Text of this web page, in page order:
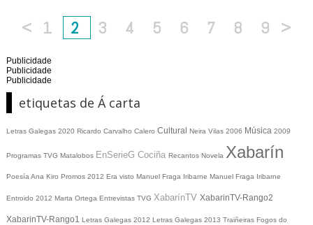
< 1 2 3 4 5 6 7 8 9 >
Publicidade
Publicidade
Publicidade
etiquetas de Á carta
Letras Galegas 2020 Ricardo Carvalho Calero Cultural Neira Vilas 2006 Música 2009
Programas TVG Matalobos EnSerieG Cociña Recantos Novela Xabarín
Poesía Ana Kiro Promos 2012 Era visto Manuel Fraga Iribarne Manuel Fraga Iribarne
Entroido 2012 Marta Ortega Entrevistas TVG XabarínTV XabarinTV-Rango2
XabarinTV-Rango1 Letras Galegas 2012 Letras Galegas 2013 Traiñeiras Fogos do